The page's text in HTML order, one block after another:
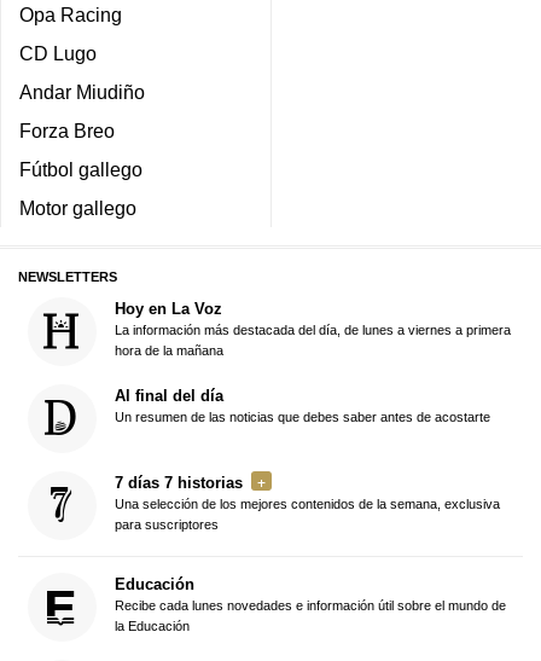
Opa Racing
CD Lugo
Andar Miudiño
Forza Breo
Fútbol gallego
Motor gallego
NEWSLETTERS
Hoy en La Voz
La información más destacada del día, de lunes a viernes a primera
hora de la mañana
Al final del día
Un resumen de las noticias que debes saber antes de acostarte
7 días 7 historias
Una selección de los mejores contenidos de la semana, exclusiva
para suscriptores
Educación
Recibe cada lunes novedades e información útil sobre el mundo de
la Educación